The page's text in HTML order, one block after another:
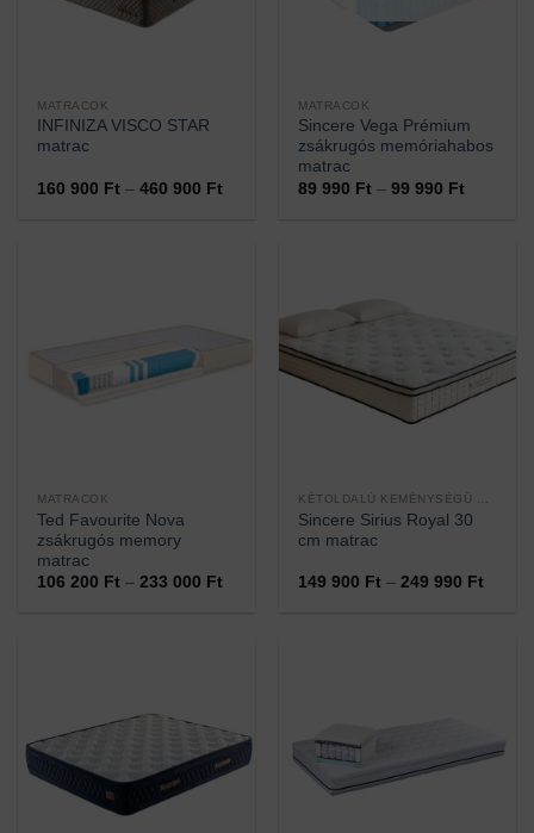
MATRACOK
INFINIZA VISCO STAR
matrac
160 900 Ft – 460 900 FtÁrtartomány:
MATRACOK
Sincere Vega Prémium
zsákrugós memóriahabos
matrac
89 990 Ft – 99 990 Ft
MATRACOK
Ted Favourite Nova
zsákrugós memory
matrac
106 200 Ft – 233 000 FtÁrtartomány:
KÉTOLDALÚ KEMÉNYSÉGŰ MATRACOK
Sincere Sirius Royal 30
cm matrac
149 900 Ft – 249 990 Ft